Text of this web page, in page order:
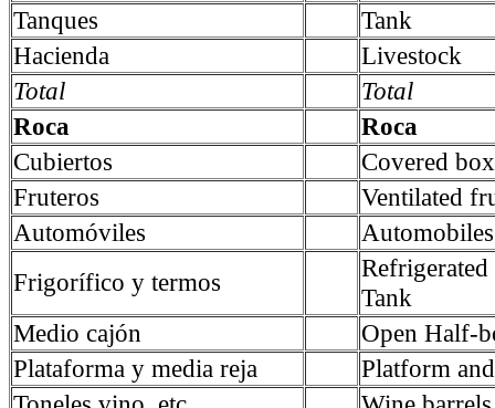
Tanques
Tank
Hacienda
Livestock
Total
Total
Roca
Roca
Cubiertos
Covered box
Fruteros
Ventilated
Automóviles
Automobiles
Frigorífico y termos
Tank
Medio cajón
Open Half-
Plataforma y media reja
Platform